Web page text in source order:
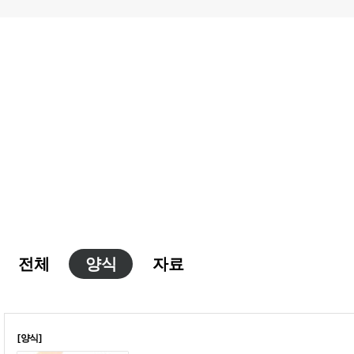
전체 양식 자료
[양식]